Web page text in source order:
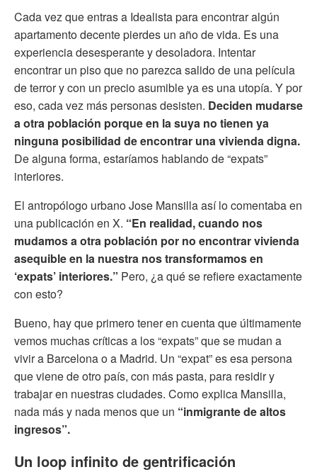
Cada vez que entras a Idealista para encontrar algún
apartamento decente pierdes un año de vida. Es una
experiencia desesperante y desoladora. Intentar
encontrar un piso que no parezca salido de una película
de terror y con un precio asumible ya es una utopía. Y por
eso, cada vez más personas desisten. Deciden mudarse
a otra población porque en la suya no tienen ya
ninguna posibilidad de encontrar una vivienda digna.
De alguna forma, estaríamos hablando de “expats”
interiores.
El antropólogo urbano Jose Mansilla así lo comentaba en
una publicación en X. “En realidad, cuando nos
mudamos a otra población por no encontrar vivienda
asequible en la nuestra nos transformamos en
‘expats’ interiores.” Pero, ¿a qué se refiere exactamente
con esto?
Bueno, hay que primero tener en cuenta que últimamente
vemos muchas críticas a los “expats” que se mudan a
vivir a Barcelona o a Madrid. Un “expat” es esa persona
que viene de otro país, con más pasta, para residir y
trabajar en nuestras ciudades. Como explica Mansilla,
nada más y nada menos que un “inmigrante de altos
ingresos”.
Un loop infinito de gentrificación